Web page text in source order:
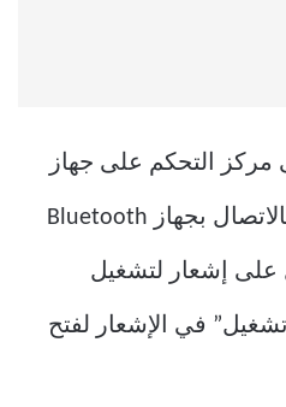
مركز التحكم على جهاز
iPhone الخاص بك وقم بالاتصال بجهاز Bluetooth
إشعار لتشغيل
في الإشعار لفتح